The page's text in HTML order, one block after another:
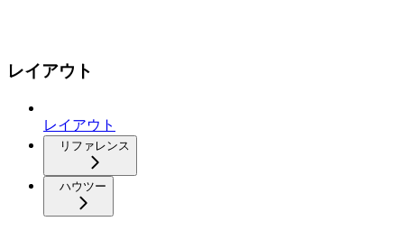
レイアウト
レイアウト
リファレンス
ハウツー